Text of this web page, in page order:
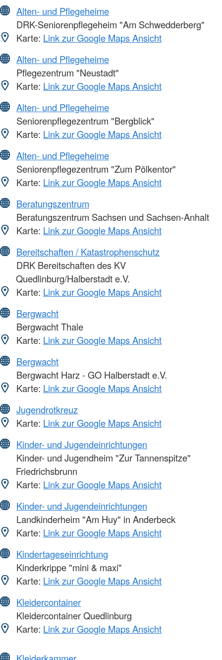
Alten- und Pflegeheime
DRK-Seniorenpflegeheim "Am Schwedderberg"
Karte: Link zur Google Maps Ansicht
Alten- und Pflegeheime
Pflegezentrum "Neustadt"
Karte: Link zur Google Maps Ansicht
Alten- und Pflegeheime
Seniorenpflegezentrum "Bergblick"
Karte: Link zur Google Maps Ansicht
Alten- und Pflegeheime
Seniorenpflegezentrum "Zum Pölkentor"
Karte: Link zur Google Maps Ansicht
Beratungszentrum
Beratungszentrum Sachsen und Sachsen-Anhalt
Karte: Link zur Google Maps Ansicht
Bereitschaften / Katastrophenschutz
DRK Bereitschaften des KV
Quedlinburg/Halberstadt e.V.
Karte: Link zur Google Maps Ansicht
Bergwacht
Bergwacht Thale
Karte: Link zur Google Maps Ansicht
Bergwacht
Bergwacht Harz - GO Halberstadt e.V.
Karte: Link zur Google Maps Ansicht
Jugendrotkreuz
Karte: Link zur Google Maps Ansicht
Kinder- und Jugendeinrichtungen
Kinder- und Jugendheim "Zur Tannenspitze"
Friedrichsbrunn
Karte: Link zur Google Maps Ansicht
Kinder- und Jugendeinrichtungen
Landkinderheim "Am Huy" in Anderbeck
Karte: Link zur Google Maps Ansicht
Kindertageseinrichtung
Kinderkrippe "mini & maxi"
Karte: Link zur Google Maps Ansicht
Kleidercontainer
Kleidercontainer Quedlinburg
Karte: Link zur Google Maps Ansicht